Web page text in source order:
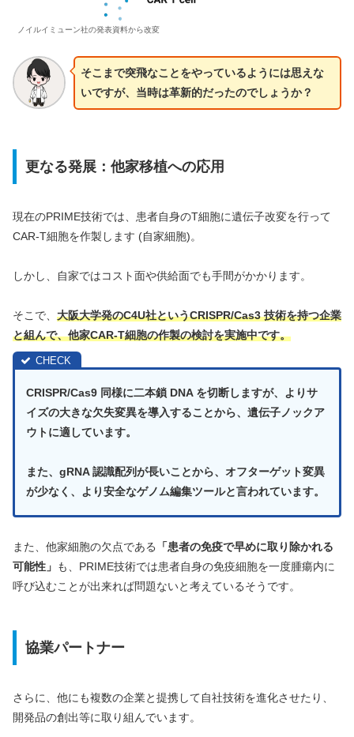
ノイルイミューン社の発表資料から改変
そこまで突飛なことをやっているようには思えな
いですが、当時は革新的だったのでしょうか？
更なる発展：他家移植への応用
現在のPRIME技術では、患者自身のT細胞に遺伝子改変を行って
CAR-T細胞を作製します (自家細胞)。
しかし、自家ではコスト面や供給面でも手間がかかります。
そこで、 大阪大学発のC4U社というCRISPR/Cas3 技術を持つ企業
と組んで、他家CAR-T細胞の作製の検討を実施中です。
CRISPR/Cas9 同様に二本鎖 DNA を切断しますが、よりサ
イズの大きな欠失変異を導入することから、遺伝子ノックア
ウトに適しています。
また、gRNA 認識配列が長いことから、オフターゲット変異
が少なく、より安全なゲノム編集ツールと言われています。
また、他家細胞の欠点である
「患者の免疫で早めに取り除かれる
可能性」 も、PRIME技術では患者自身の免疫細胞を一度腫瘍内に
呼び込むことが出来れば問題ないと考えているそうです。
協業パートナー
さらに、他にも複数の企業と提携して自社技術を進化させたり、
開発品の創出等に取り組んでいます。